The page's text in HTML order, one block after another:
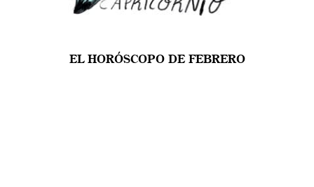
EL HORÓSCOPO DE FEBRERO